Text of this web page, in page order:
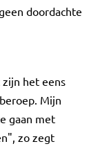
doordachte
zijn het eens
Mijn
gaan met
zo zegt